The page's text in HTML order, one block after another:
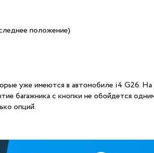
положение)
уже имеются в автомобиле i4 G26.
багажника с кнопки не обойдется
опций.